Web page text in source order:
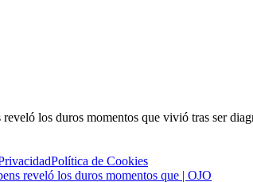
los duros momentos que vivió tras ser
Política de Cookies